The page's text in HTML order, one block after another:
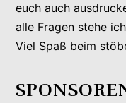
euch auch
alle Fragen stehe
Viel Spaß beim